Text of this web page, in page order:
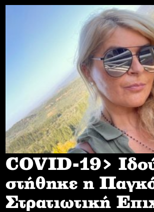
COVID-19>
στήθηκε η
Στρατιωτική